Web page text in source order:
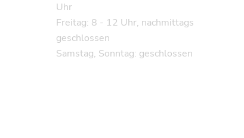
Uhr
Freitag: 8 - 12 Uhr, nachmittags
geschlossen
Samstag, Sonntag: geschlossen